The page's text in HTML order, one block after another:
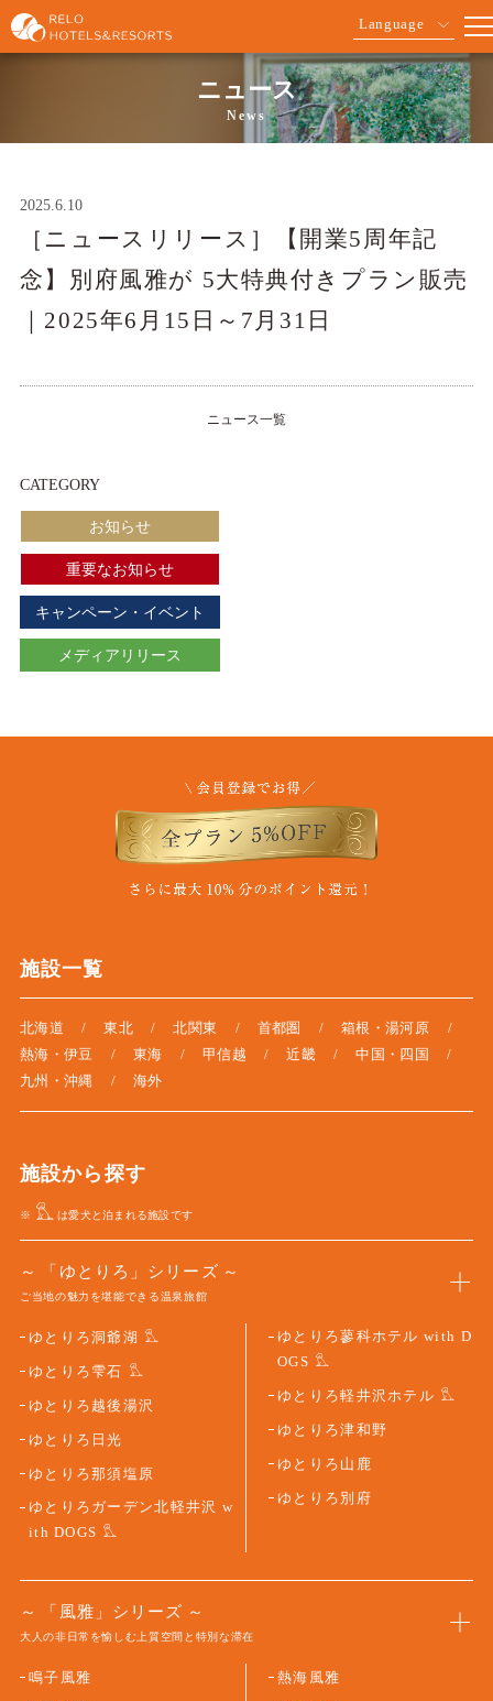
Language
ニュース
News
2025.6.10
［ニュースリリース］【開業5周年記
念】別府風雅が 5大特典付きプラン販売
｜2025年6月15日～7月31日
ニュース一覧
CATEGORY
お知らせ
重要なお知らせ
キャンペーン・イベント
メディアリリース
施設一覧
北海道 東北 北関東 首都圏
箱根・湯河原
熱海・伊豆
東海 甲信越 近畿
中国・四国
九州・沖縄
海外
施設から探す
※ は愛犬と泊まれる施設です
「ゆとりろ」シリーズ
ご当地の魅力を堪能できる温泉旅館
ゆとりろ洞爺湖
ゆとりろ雫石
ゆとりろ越後湯沢
ゆとりろ日光
ゆとりろ那須塩原
ゆとりろガーデン北軽井沢 w
ith DOGS
ゆとりろ蓼科ホテル with D
OGS
ゆとりろ軽井沢ホテル
ゆとりろ津和野
ゆとりろ山鹿
ゆとりろ別府
「風雅」シリーズ
大人の非日常を愉しむ上質空間と特別な滞在
鳴子風雅 熱海風雅